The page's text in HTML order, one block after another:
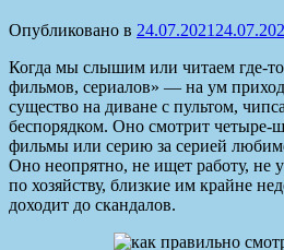
Опубликовано в 24.07.2021
Когда мы слышим или читаем где-
фильмов, сериалов» — на ум
существо на диване с пультом,
беспорядком. Оно смотрит четыре-
фильмы или серию за серией
Оно неопрятно, не ищет работу, не
по хозяйству, близкие им крайне
доходит до скандалов.